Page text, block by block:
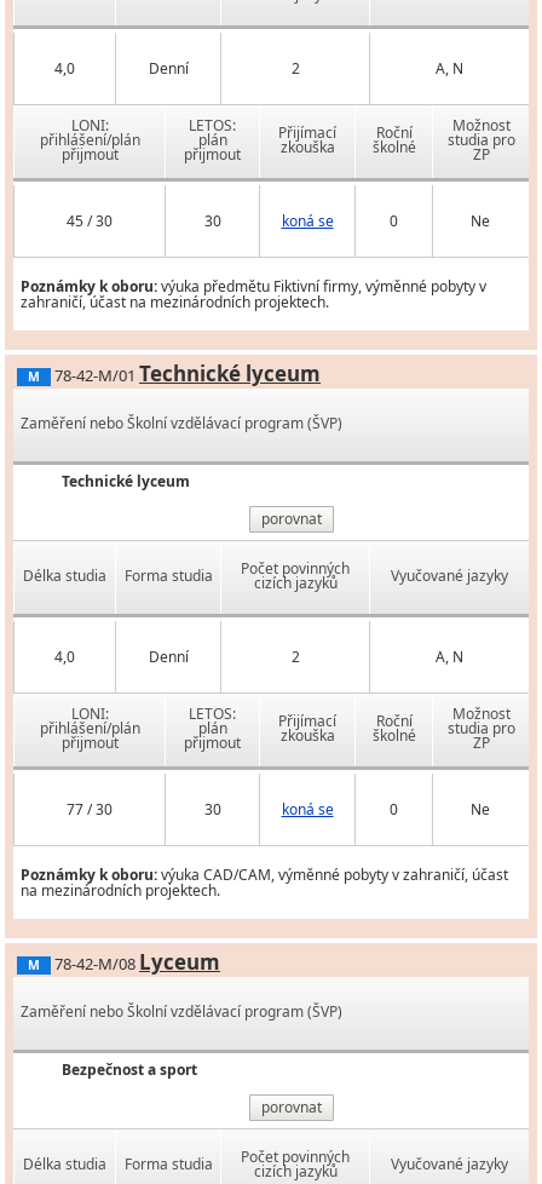
4,0 Denní 2 A, N
LONI:
přihlášení/plán
přijmout
LETOS:
plán
přijmout
Přijímací
zkouška
Roční
školné
Možnost
studia pro
ZP
45 / 30 30 koná se 0 Ne
Poznámky k oboru:výuka předmětu Fiktivní firmy, výměnné pobyty v
zahraničí, účast na mezinárodních projektech.
M 78-42-M/01 Technické lyceum
Zaměření nebo Školní vzdělávací program (ŠVP)
Technické lyceum
porovnat
Délka studia Forma studia Počet povinných
cizích jazyků Vyučované jazyky
4,0 Denní 2 A, N
LONI:
přihlášení/plán
přijmout
LETOS:
plán
přijmout
Přijímací
zkouška
Roční
školné
Možnost
studia pro
ZP
77 / 30 30 koná se 0 Ne
Poznámky k oboru:výuka CAD/CAM, výměnné pobyty v zahraničí, účast
na mezinárodních projektech.
M 78-42-M/08 Lyceum
Zaměření nebo Školní vzdělávací program (ŠVP)
Bezpečnost a sport
porovnat
Délka studia Forma studia Počet povinných
cizích jazyků Vyučované jazyky